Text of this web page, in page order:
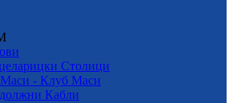
Столици
- Клуб Маси
Кабли